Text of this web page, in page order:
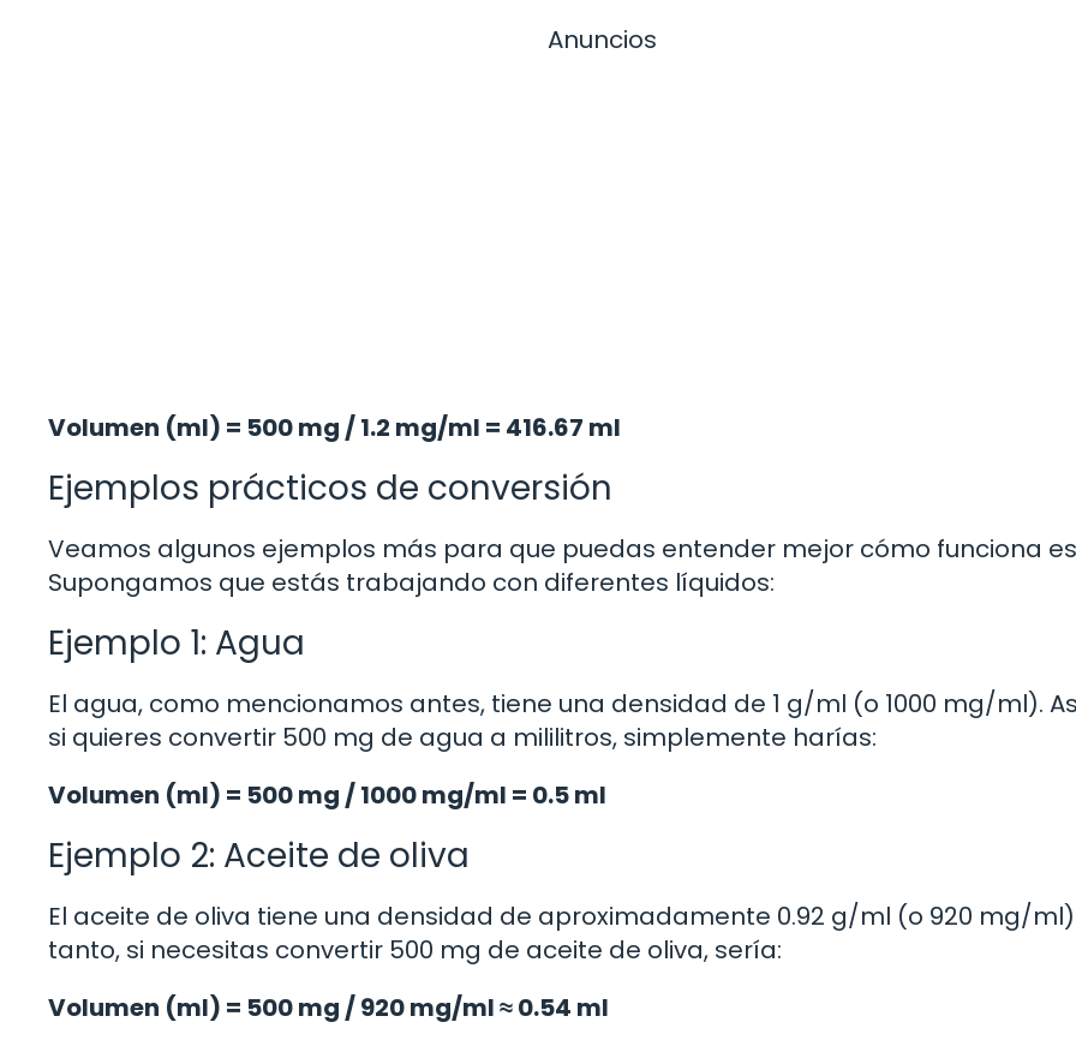
Anuncios
Volumen (ml) = 500 mg / 1.2 mg/ml = 416.67 ml
Ejemplos prácticos de conversión
Veamos algunos ejemplos más para que puedas entender mejor cómo funciona
Supongamos que estás trabajando con diferentes líquidos:
Ejemplo 1: Agua
El agua, como mencionamos antes, tiene una densidad de 1 g/ml (o 1000 mg/ml).
si quieres convertir 500 mg de agua a mililitros, simplemente harías:
Volumen (ml) = 500 mg / 1000 mg/ml = 0.5 ml
Ejemplo 2: Aceite de oliva
El aceite de oliva tiene una densidad de aproximadamente 0.92 g/ml (o 920 mg/
tanto, si necesitas convertir 500 mg de aceite de oliva, sería:
Volumen (ml) = 500 mg / 920 mg/ml ≈ 0.54 ml